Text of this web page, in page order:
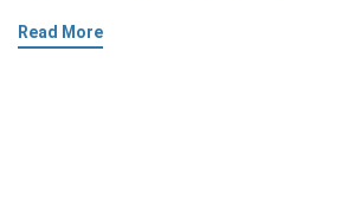
Read More